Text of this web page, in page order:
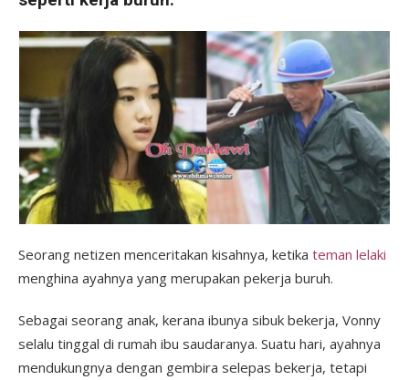
Seorang netizen menceritakan kisahnya, ketika teman lelaki
menghina ayahnya yang merupakan pekerja buruh.
Sebagai seorang anak, kerana ibunya sibuk bekerja, Vonny
selalu tinggal di rumah ibu saudaranya. Suatu hari, ayahnya
mendukungnya dengan gembira selepas bekerja, tetapi